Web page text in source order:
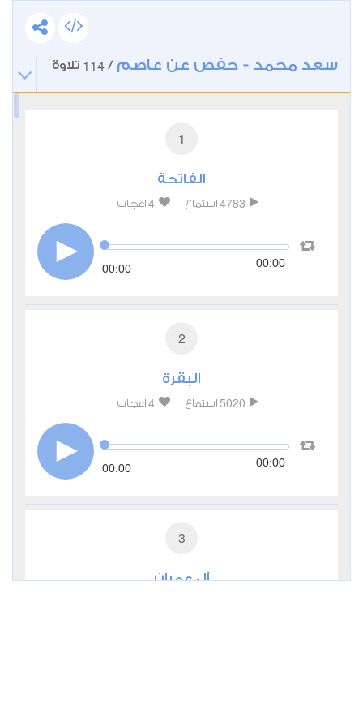
سعد محمد - حفص عن عاصم /
114 تلاوة
1
الفاتحة
4783 استماع 4 اعجاب
00:00 00:00
2
البقرة
5020 استماع 4 اعجاب
00:00 00:00
3
آل عمران